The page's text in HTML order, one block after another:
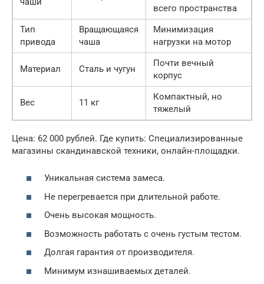
всего пространства
Тип
привода
Вращающаяся
чаша
Минимизация
нагрузки на мотор
Материал Сталь и чугун
Почти вечный
корпус
Вес 11 кг
Компактный, но
тяжелый
Цена: 62 000 рублей. Где купить: Специализированные
магазины скандинавской техники, онлайн-площадки.
Уникальная система замеса.
Не перегревается при длительной работе.
Очень высокая мощность.
Возможность работать с очень густым тестом.
Долгая гарантия от производителя.
Минимум изнашиваемых деталей.